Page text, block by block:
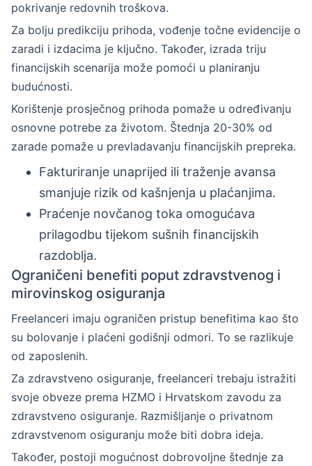
pokrivanje redovnih troškova.
Za bolju predikciju prihoda, vođenje točne evidencije o
zaradi i izdacima je ključno. Također, izrada triju
financijskih scenarija može pomoći u planiranju
budućnosti.
Korištenje prosječnog prihoda pomaže u određivanju
osnovne potrebe za životom. Štednja 20-30% od
zarade pomaže u prevladavanju financijskih prepreka.
Fakturiranje unaprijed ili traženje avansa
smanjuje rizik od kašnjenja u plaćanjima.
Praćenje novčanog toka omogućava
prilagodbu tijekom sušnih financijskih
razdoblja.
Ograničeni benefiti poput zdravstvenog i
mirovinskog osiguranja
Freelanceri imaju ograničen pristup benefitima kao što
su bolovanje i plaćeni godišnji odmori. To se razlikuje
od zaposlenih.
Za zdravstveno osiguranje, freelanceri trebaju istražiti
svoje obveze prema HZMO i Hrvatskom zavodu za
zdravstveno osiguranje. Razmišljanje o privatnom
zdravstvenom osiguranju može biti dobra ideja.
Također, postoji mogućnost dobrovoljne štednje za